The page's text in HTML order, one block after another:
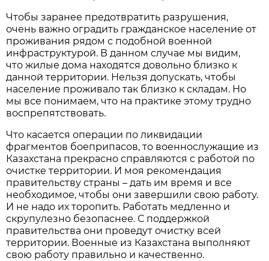
Чтобы заранее предотвратить разрушения,
очень важно оградить гражданское население от
проживания рядом с подобной военной
инфраструктурой. В данном случае мы видим,
что жилые дома находятся довольно близко к
данной территории. Нельзя допускать, чтобы
население проживало так близко к складам. Но
мы все понимаем, что на практике этому трудно
воспрепятствовать.
Что касается операции по ликвидации
фрагментов боеприпасов, то военнослужащие из
Казахстана прекрасно справляются с работой по
очистке территории. И моя рекомендация
правительству страны – дать им время и все
необходимое, чтобы они завершили свою работу.
И не надо их торопить. Работать медленно и
скрупулезно безопаснее. С поддержкой
правительства они проведут очистку всей
территории. Военные из Казахстана выполняют
свою работу правильно и качественно.